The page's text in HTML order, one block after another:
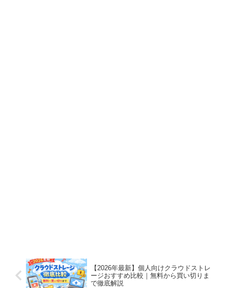
【2026年最新】個人向けクラウドストレ
ージおすすめ比較｜無料から買い切りま
で徹底解説